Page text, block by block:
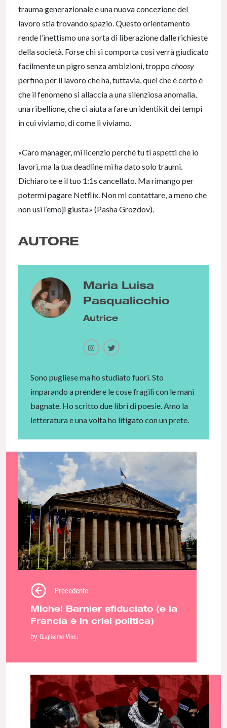
trauma generazionale e una nuova concezione del
lavoro stia trovando spazio. Questo orientamento
rende l’inettismo una sorta di liberazione dalle richieste
della società. Forse chi si comporta così verrà giudicato
facilmente un pigro senza ambizioni, troppo choosy
perfino per il lavoro che ha, tuttavia, quel che è certo è
che il fenomeno si allaccia a una silenziosa anomalia,
una ribellione, che ci aiuta a fare un identikit dei tempi
in cui viviamo, di come li viviamo.
«Caro manager, mi licenzio perché tu ti aspetti che io
lavori, ma la tua deadline mi ha dato solo traumi.
Dichiaro te e il tuo 1:1s cancellato. Ma rimango per
potermi pagare Netflix. Non mi contattare, a meno che
non usi l’emoji giusta» (Pasha Grozdov).
AUTORE
Maria Luisa
Pasqualicchio
Autrice
Sono pugliese ma ho studiato fuori. Sto
imparando a prendere le cose fragili con le mani
bagnate. Ho scritto due libri di poesie. Amo la
letteratura e una volta ho litigato con un prete.
Precedente
Michel Barnier sfiduciato (e la
Francia è in crisi politica)
by Guglielmo Vinci